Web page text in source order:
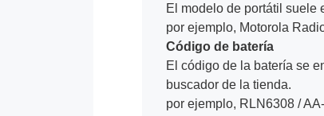
El modelo de portátil suele
por ejemplo, Motorola
Código de batería
El código de la batería se
buscador de la tienda.
por ejemplo, RLN6308 /